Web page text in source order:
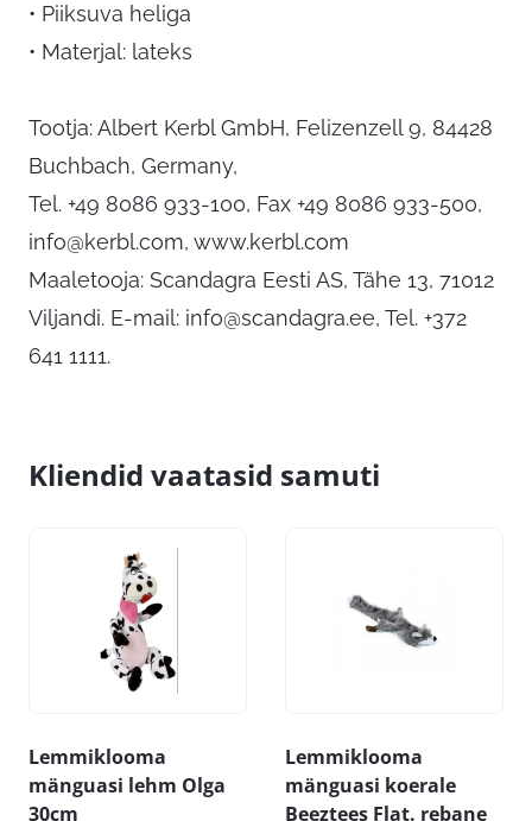
• Piiksuva heliga
• Materjal: lateks
Tootja: Albert Kerbl GmbH, Felizenzell 9, 84428
Buchbach, Germany,
Tel. +49 8086 933-100, Fax +49 8086 933-500,
info@kerbl.com, www.kerbl.com
Maaletooja: Scandagra Eesti AS, Tähe 13, 71012
Viljandi. E-mail: info@scandagra.ee, Tel. +372
641 1111.
Kliendid vaatasid samuti
Lemmiklooma
mänguasi lehm Olga
30cm
Lemmiklooma
mänguasi koerale
Beeztees Flat. rebane